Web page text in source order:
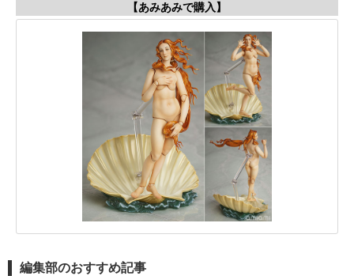
【あみあみで購入】
編集部のおすすめ記事